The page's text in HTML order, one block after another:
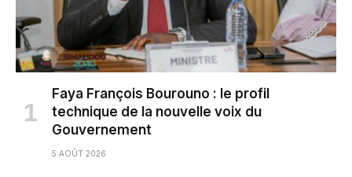
Faya François Bourouno : le profil
technique de la nouvelle voix du
Gouvernement
5 AOÛT 2026